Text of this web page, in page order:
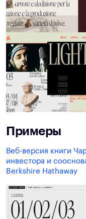
Примеры
Веб-версия книги
инвестора и
Berkshire Hathaway